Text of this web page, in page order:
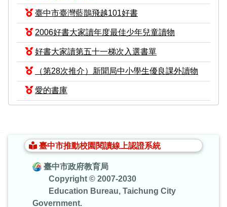
臺中市臺灣藍鵲飛越101好書
2006好書大家讀年度最佳少年兒童讀物
好書大家讀第五十一梯次入選書單
（第28次推介）新聞局中小學生優良課外讀物
愛的書庫
臺中市推動校園閱讀線上認證系統
臺中市政府教育局
Copyright © 2007-2030
Education Bureau, Taichung City
Government.